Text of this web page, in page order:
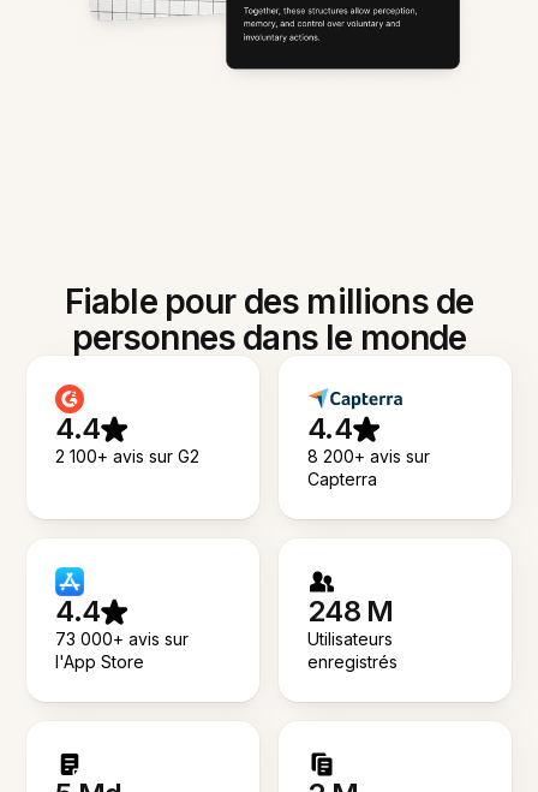
Fiable pour des millions de
personnes dans le monde
4.4
2 100+ avis sur G2
4.4
8 200+ avis sur
Capterra
4.4
73 000+ avis sur
l'App Store
248 M
Utilisateurs
enregistrés